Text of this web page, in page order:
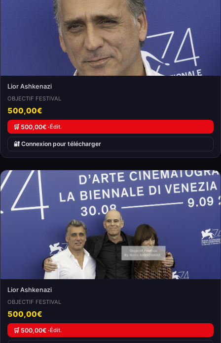
Lior Ashkenazi
OBJECTIF FESTIVAL
500,00€
🛒 500,00€ ·Édit.
🔐 Connexion pour télécharger
Lior Ashkenazi
OBJECTIF FESTIVAL
500,00€
🛒 500,00€ ·Édit.